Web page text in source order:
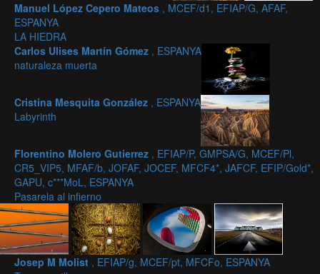
Manuel López Cepero Mateos , MCEF/d1, EFIAP/G, AFAF,
ESPANYA
LA HIEDRA
Carlos Ulises Martín Gómez , ESPANYA
naturaleza muerta
Cristina Mesquita González , ESPANYA
Labyrinth
Florentino Molero Gutierrez , EFIAP/P, GMPSA/G, MCEF/Pl,
CR5_VIP5, MFAF/b, JOFAF, JOCEF, MFCF4*, JAFCF, EFIP/Gold*,
GAPU, c***MoL, ESPANYA
Pasarela al infierno
Josep M Molist , EFIAP/g, MCEF/pt, MFCFo, ESPANYA